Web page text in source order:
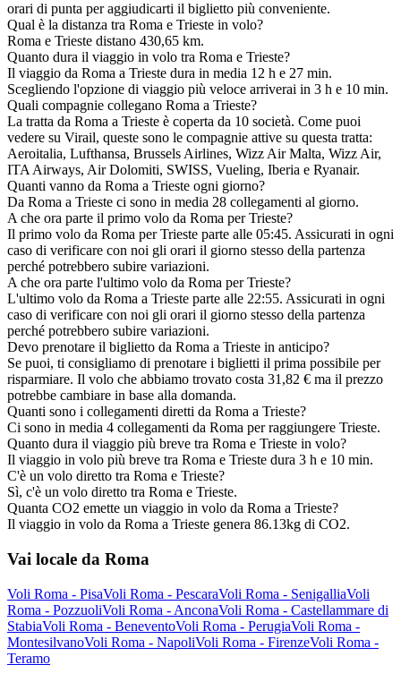
orari di punta per aggiudicarti il biglietto più conveniente.
Qual è la distanza tra Roma e Trieste in volo?
Roma e Trieste distano 430,65 km.
Quanto dura il viaggio in volo tra Roma e Trieste?
Il viaggio da Roma a Trieste dura in media 12 h e 27 min.
Scegliendo l'opzione di viaggio più veloce arriverai in 3 h e 10 min.
Quali compagnie collegano Roma a Trieste?
La tratta da Roma a Trieste è coperta da 10 società. Come puoi
vedere su Virail, queste sono le compagnie attive su questa tratta:
Aeroitalia, Lufthansa, Brussels Airlines, Wizz Air Malta, Wizz Air,
ITA Airways, Air Dolomiti, SWISS, Vueling, Iberia e Ryanair.
Quanti vanno da Roma a Trieste ogni giorno?
Da Roma a Trieste ci sono in media 28 collegamenti al giorno.
A che ora parte il primo volo da Roma per Trieste?
Il primo volo da Roma per Trieste parte alle 05:45. Assicurati in ogni
caso di verificare con noi gli orari il giorno stesso della partenza
perché potrebbero subire variazioni.
A che ora parte l'ultimo volo da Roma per Trieste?
L'ultimo volo da Roma a Trieste parte alle 22:55. Assicurati in ogni
caso di verificare con noi gli orari il giorno stesso della partenza
perché potrebbero subire variazioni.
Devo prenotare il biglietto da Roma a Trieste in anticipo?
Se puoi, ti consigliamo di prenotare i biglietti il prima possibile per
risparmiare. Il volo che abbiamo trovato costa 31,82 € ma il prezzo
potrebbe cambiare in base alla domanda.
Quanti sono i collegamenti diretti da Roma a Trieste?
Ci sono in media 4 collegamenti da Roma per raggiungere Trieste.
Quanto dura il viaggio più breve tra Roma e Trieste in volo?
Il viaggio in volo più breve tra Roma e Trieste dura 3 h e 10 min.
C'è un volo diretto tra Roma e Trieste?
Sì, c'è un volo diretto tra Roma e Trieste.
Quanta CO2 emette un viaggio in volo da Roma a Trieste?
Il viaggio in volo da Roma a Trieste genera 86.13kg di CO2.
Vai locale da Roma
Voli Roma - PisaVoli Roma - PescaraVoli Roma - SenigalliaVoli
Roma - PozzuoliVoli Roma - AnconaVoli Roma - Castellammare di
StabiaVoli Roma - BeneventoVoli Roma - PerugiaVoli Roma -
MontesilvanoVoli Roma - NapoliVoli Roma - FirenzeVoli Roma -
Teramo